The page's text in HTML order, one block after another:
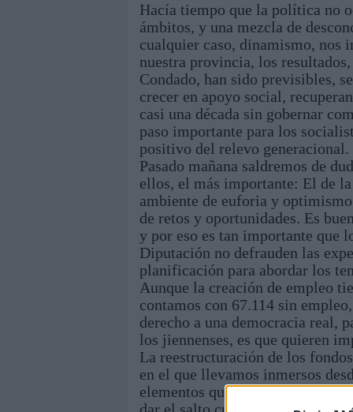
Módulos Portada Jaén Provincia
Hacía tiempo que la política no
ámbitos, y una mezcla de
cualquier caso, dinamismo, nos
nuestra provincia, los
Condado, han sido previsibles,
crecer en apoyo social,
casi una década sin gobernar
paso importante para los
positivo del relevo generacional.
Pasado mañana saldremos de
ellos, el más importante: El de
ambiente de euforia y
de retos y oportunidades. Es
y por eso es tan importante que
Diputación no defrauden las
planificación para abordar los
Aunque la creación de empleo
contamos con 67.114 sin
derecho a una democracia real,
los jiennenses, es que quieren
La reestructuración de los
en el que llevamos inmersos
elementos que tienen que estar